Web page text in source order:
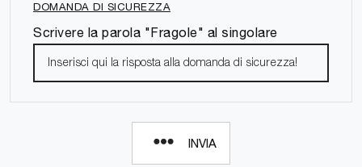
DOMANDA DI SICUREZZA
Scrivere la parola "Fragole" al singolare
INVIA